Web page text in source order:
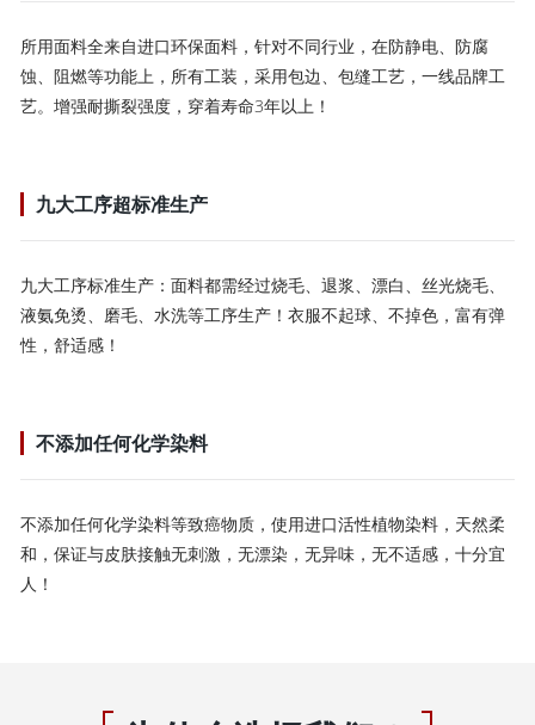
所用面料全来自进口环保面料，针对不同行业，在防静电、防腐
蚀、阻燃等功能上，所有工装，采用包边、包缝工艺，一线品牌工
艺。增强耐撕裂强度，穿着寿命3年以上！
九大工序超标准生产
九大工序标准生产：面料都需经过烧毛、退浆、漂白、丝光烧毛、
液氨免烫、磨毛、水洗等工序生产！衣服不起球、不掉色，富有弹
性，舒适感！
不添加任何化学染料
不添加任何化学染料等致癌物质，使用进口活性植物染料，天然柔
和，保证与皮肤接触无刺激，无漂染，无异味，无不适感，十分宜
人！